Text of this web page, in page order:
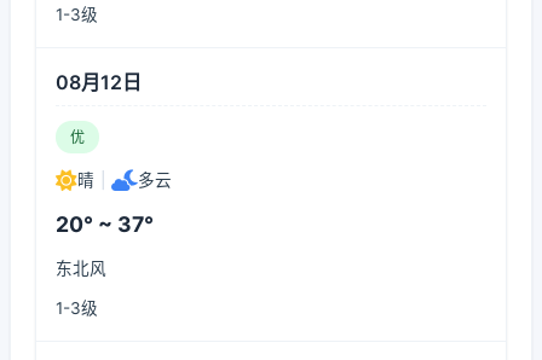
1-3级
08月12日
优
晴 多云
20° ~ 37°
东北风
1-3级